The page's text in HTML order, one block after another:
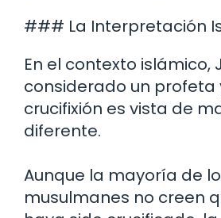
### La Interpretación
En el contexto islámico,
considerado un profeta
crucifixión es vista de
diferente.
Aunque la mayoría de
musulmanes no creen